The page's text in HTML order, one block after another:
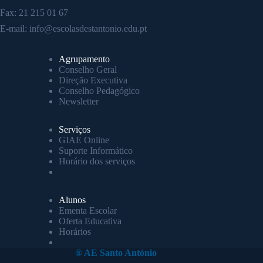
Fax: 21 215 01 67
E-mail: info@escolasdestantonio.edu.pt
Agrupamento
Conselho Geral
Direção Executiva
Conselho Pedagógico
Newsletter
Serviços
GIAE Online
Suporte Informático
Horário dos serviços
Alunos
Ementa Escolar
Oferta Educativa
Horários
® AE Santo António